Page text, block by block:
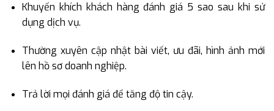
Khuyến khích khách hàng đánh giá 5 sao sau khi sử
dụng dịch vụ.
Thường xuyên cập nhật bài viết, ưu đãi, hình ảnh mới
lên hồ sơ doanh nghiệp.
Trả lời mọi đánh giá để tăng độ tin cậy.